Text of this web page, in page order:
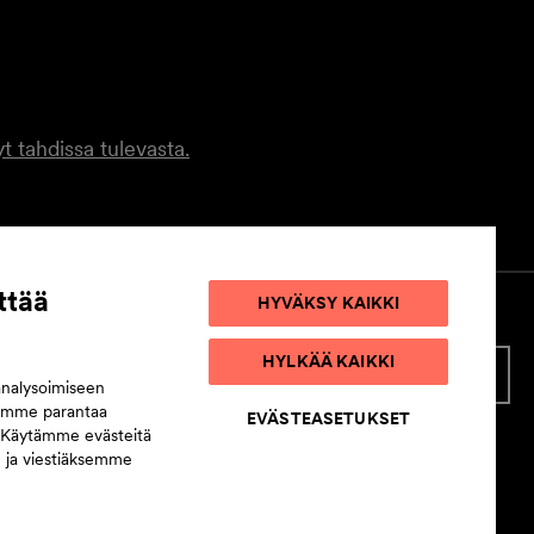
tahdissa tulevasta.
EVÄSTEASETUKSET
parantaa
evästeitä
viestiäksemme
HYVÄKSY KAIKKI
HYLKÄÄ KAIKKI
EVÄSTEASETUKSET